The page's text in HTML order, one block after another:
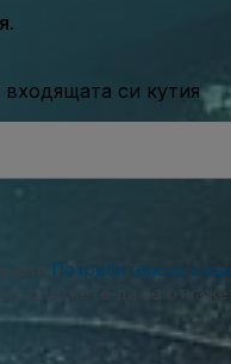
си кутия
Потребителско
можете да се